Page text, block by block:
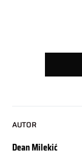
AUTOR
Dean Milekić